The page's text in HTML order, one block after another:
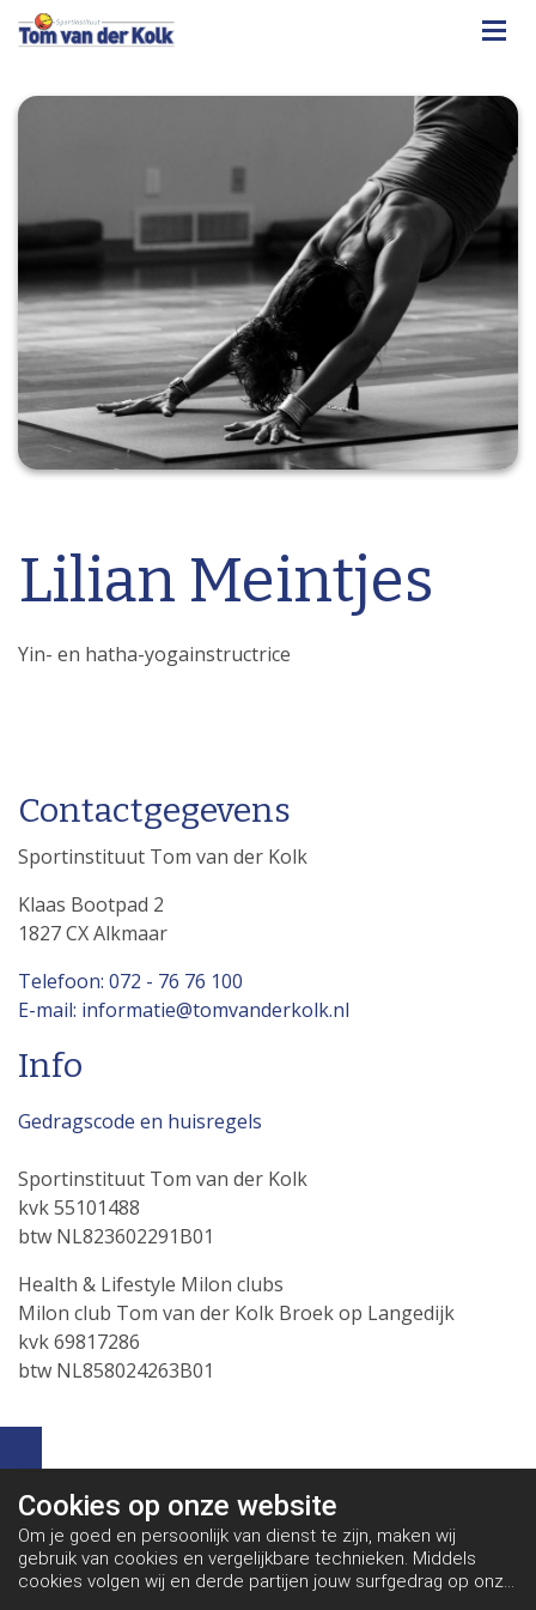
Lilian Meintjes
Yin- en hatha-yogainstructrice
Contactgegevens
Sportinstituut Tom van der Kolk
Klaas Bootpad 2
1827 CX Alkmaar
Telefoon: 072 - 76 76 100
E-mail: informatie@tomvanderkolk.nl
Info
Gedragscode en huisregels
Sportinstituut Tom van der Kolk
kvk 55101488
btw NL823602291B01
Health & Lifestyle Milon clubs
Milon club Tom van der Kolk Broek op Langedijk
kvk 69817286
btw NL858024263B01
Cookies op onze website
Om je goed en persoonlijk van dienst te zijn, maken wij
gebruik van cookies en vergelijkbare technieken. Middels
cookies volgen wij en derde partijen jouw surfgedrag op onze